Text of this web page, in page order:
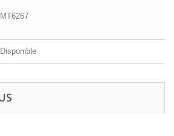
MT6267
Disponible